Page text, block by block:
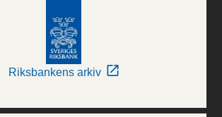
Riksbankens arkiv